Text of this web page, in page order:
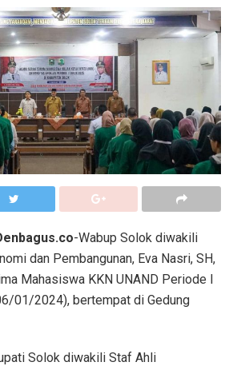
-Wabup Solok diwakili
dan Pembangunan, Eva Nasri, SH,
Mahasiswa KKN UNAND Periode I
01/2024), bertempat di Gedung
Solok diwakili Staf Ahli